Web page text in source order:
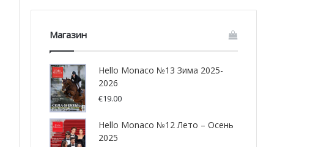
Магазин
Hello Monaco №13 Зима 2025-
2026
€19.00
Hello Monaco №12 Лето – Осень
2025